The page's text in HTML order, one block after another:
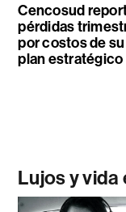
Cencosud
pérdidas
por costos de
plan estratégico
Lujos y vida